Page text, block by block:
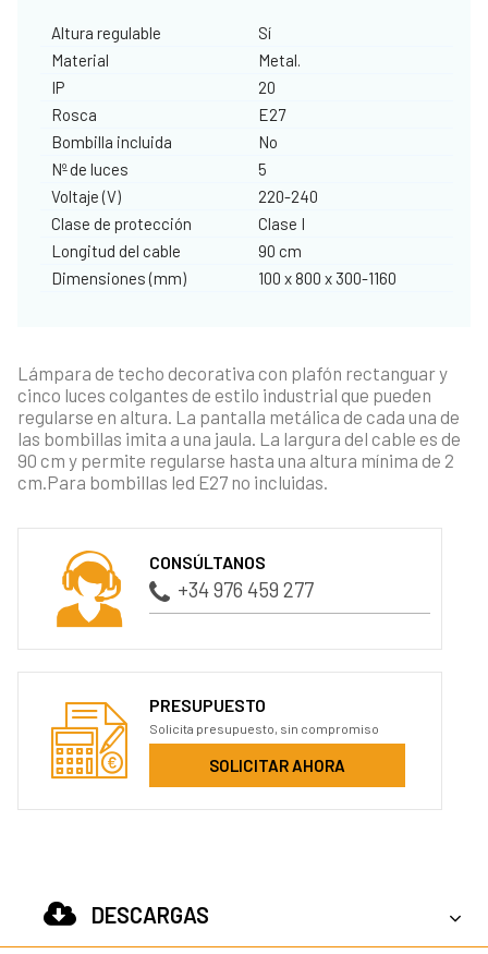
Altura regulable
Sí
Material
Metal.
IP
20
Rosca
E27
Bombilla incluida
No
Nº de luces
5
Voltaje (V)
220-240
Clase de protección
Clase I
Longitud del cable
90 cm
Dimensiones (mm)
100 x 800 x 300-1160
Lámpara de techo decorativa con plafón rectanguar y
cinco luces colgantes de estilo industrial que pueden
regularse en altura. La pantalla metálica de cada una de
las bombillas imita a una jaula. La largura del cable es de
90 cm y permite regularse hasta una altura mínima de 2
cm.Para bombillas led E27 no incluidas.
CONSÚLTANOS
+34 976 459 277
PRESUPUESTO
Solicita presupuesto, sin compromiso
SOLICITAR AHORA
DESCARGAS